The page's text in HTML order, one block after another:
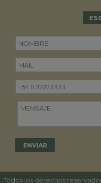
Todos los derechos